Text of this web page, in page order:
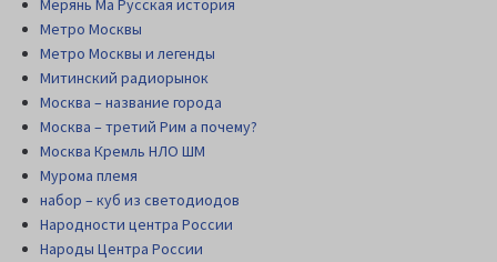
Мерянь Ма Русская история
Метро Москвы
Метро Москвы и легенды
Митинский радиорынок
Москва – название города
Москва – третий Рим а почему?
Москва Кремль НЛО ШМ
Мурома племя
набор – куб из светодиодов
Народности центра России
Народы Центра России